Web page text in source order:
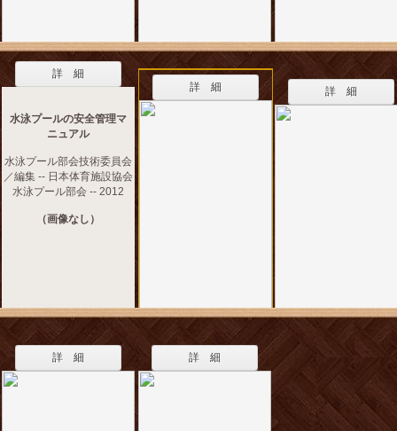
詳 細
水泳プールの安全管理マ
ニュアル
水泳プール部会技術委員会
／編集 -- 日本体育施設協会
水泳プール部会 -- 2012
（画像なし）
詳 細 詳 細
詳 細 詳 細